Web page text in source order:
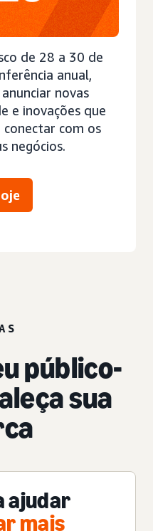
de 28 a 30 de
anual,
novas
e inovações que
conectar com os
negócios.
público-
sua
ajudar
mais